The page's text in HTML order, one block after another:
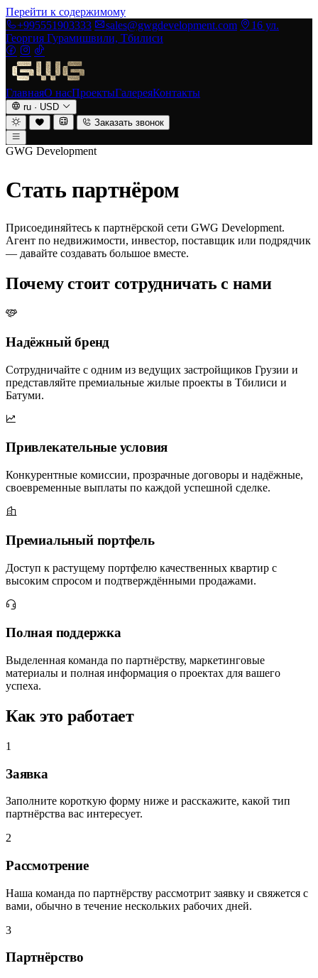
Перейти к содержимому
+995551903333
sales@gwgdevelopment.com
16 ул.
Георгия Гурамишвили, Тбилиси
ГлавнаяО насПроектыГалереяКонтакты
ru · USD
Заказать звонок
GWG Development
Стать партнёром
Присоединяйтесь к партнёрской сети GWG Development.
Агент по недвижимости, инвестор, поставщик или подрядчик
— давайте создавать большое вместе.
Почему стоит сотрудничать с нами
Надёжный бренд
Сотрудничайте с одним из ведущих застройщиков Грузии и
представляйте премиальные жилые проекты в Тбилиси и
Батуми.
Привлекательные условия
Конкурентные комиссии, прозрачные договоры и надёжные,
своевременные выплаты по каждой успешной сделке.
Премиальный портфель
Доступ к растущему портфелю качественных квартир с
высоким спросом и подтверждёнными продажами.
Полная поддержка
Выделенная команда по партнёрству, маркетинговые
материалы и полная информация о проектах для вашего
успеха.
Как это работает
1
Заявка
Заполните короткую форму ниже и расскажите, какой тип
партнёрства вас интересует.
2
Рассмотрение
Наша команда по партнёрству рассмотрит заявку и свяжется с
вами, обычно в течение нескольких рабочих дней.
3
Партнёрство